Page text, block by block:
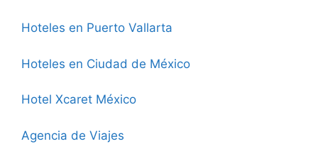
Hoteles en Puerto Vallarta
Hoteles en Ciudad de México
Hotel Xcaret México
Agencia de Viajes